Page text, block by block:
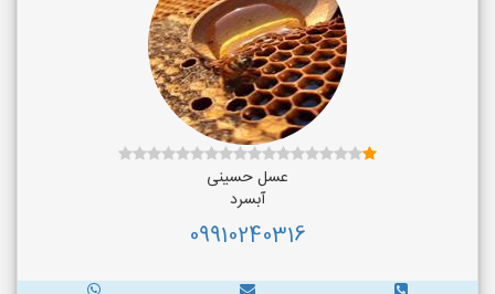
عسل حسینی
آبسرد
09910240316